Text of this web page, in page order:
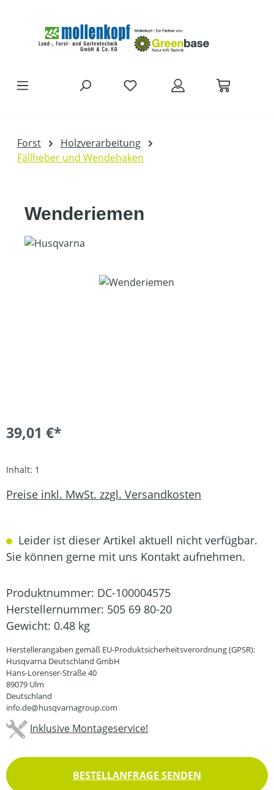
Forst
Holzverarbeitung
Fällheber und Wendehaken
Wenderiemen
Bildergalerie überspringen
39,01 €*
Inhalt: 1
Preise inkl. MwSt. zzgl. Versandkosten
Leider ist dieser Artikel aktuell nicht verfügbar.
Sie können gerne mit uns Kontakt aufnehmen.
Produktnummer: DC-100004575
Herstellernummer: 505 69 80-20
Gewicht: 0.48 kg
Herstellerangaben gemäß EU-Produktsicherheitsverordnung (GPSR):
Husqvarna Deutschland GmbH
Hans-Lorenser-Straße 40
89079 Ulm
Deutschland
info.de@husqvarnagroup.com
Inklusive Montageservice!
BESTELLANFRAGE SENDEN